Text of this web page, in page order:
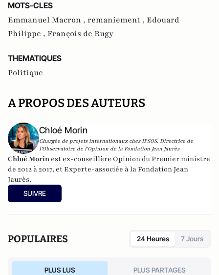
MOTS-CLES
Emmanuel Macron , remaniement , Edouard
Philippe , François de Rugy
THEMATIQUES
Politique
A PROPOS DES AUTEURS
Chloé Morin
Chargée de projets internationaux chez IPSOS. Directrice de
l'Observatoire de l'Opinion de la Fondation Jean Jaurès
Chloé Morin est ex-conseillère Opinion du Premier ministre
de 2012 à 2017, et Experte-associée à la Fondation Jean
Jaurès.
SUIVRE
POPULAIRES 24 Heures 7 Jours
PLUS LUS PLUS PARTAGES